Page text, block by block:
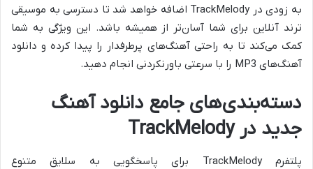
به زودی در TrackMelody اضافه خواهد شد تا دسترسی به
موسیقی
ترند آنلاین برای شما آسان‌تر از همیشه باشد. این ویژگی به شما
کمک می‌کند تا به راحتی آهنگ‌های پرطرفدار را پیدا کرده و دانلود
آهنگ‌های MP3 را با سرعتی باورنکردنی انجام دهید.
دسته‌بندی‌های جامع دانلود آهنگ
جدید در TrackMelody
پلتفرم TrackMelody برای پاسخگویی به سلایق متنوع